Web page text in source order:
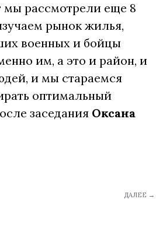
мы рассмотрели еще 8
рынок жилья,
военных и бойцы
им, а это и район, и
и мы стараемся
оптимальный
заседания Оксана
ДАЛЕЕ →